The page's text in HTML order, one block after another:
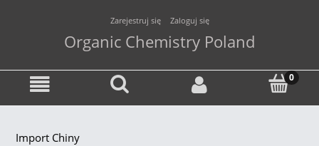
Zarejestruj się Zaloguj się
Organic Chemistry Poland
Import Chiny